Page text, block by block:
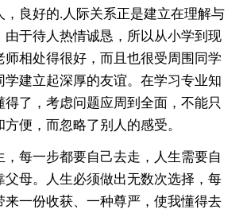
，良好的.人际关系正是建立在理解与
由于待人热情诚恳，所以从小学到现
师相处得很好，而且也很受周围同学
学建立起深厚的友谊。在学习专业知
得了，考虑问题应周到全面，不能只
便，而忽略了别人的感受。
每一步都要自己去走，人生需要自
父母。人生必须做出无数次选择，每
来一份收获、一种尊严，使我懂得去